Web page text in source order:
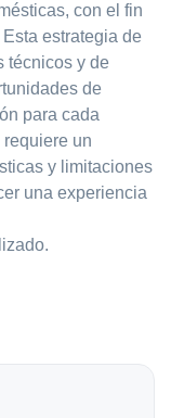
con el fin
estrategia de
técnicos y de
de
para cada
un
y limitaciones
una experiencia